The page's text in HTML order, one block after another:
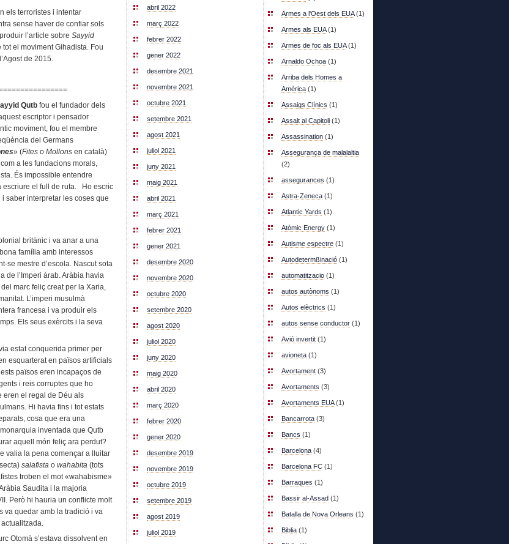
els terroristes i intentar
sense haver de confiar sols
l’article sobre Sayyid
el moviment Gihadista. Fou
de 2015.
Qutb fou el fundador dels
escriptor i pensador
moviment, fou el membre
del Germans
» (Fites o Mollons en català)
a les fundacions morals,
És impossible entendre
escriure el full de ruta. Ho escric
saber interpretar les coses que
britànic i va anar a una
família amb interessos
se mestre d’escola. Nascut sota
de l’Imperi àrab. Aràbia havia
marc feliç creat per la Xaria,
L’imperi musulmà
francesa i va produir els
Els seus exèrcits i la seva
estat conquerida primer per
esquarterat en països artificials
països eren incapaços de
i reis corruptes que ho
eren el regal de Déu als
Hi havia fins i tot estats
cosa que era una
inventada que Qutb
aquell món feliç ara perdut?
valia la pena començar a lluitar
salafista o wahabita (tots
troben el mot «wahabisme»
Saudita i la majoria
Però hi hauria un conflicte molt
va quedar amb la tradició i va
Otomà s’estava dissolvent en
abril 2022
març 2022
febrer 2022
gener 2022
desembre 2021
novembre 2021
octubre 2021
setembre 2021
agost 2021
juliol 2021
juny 2021
maig 2021
abril 2021
març 2021
febrer 2021
gener 2021
desembre 2020
novembre 2020
octubre 2020
setembre 2020
agost 2020
juliol 2020
juny 2020
maig 2020
abril 2020
març 2020
febrer 2020
gener 2020
desembre 2019
novembre 2019
octubre 2019
setembre 2019
agost 2019
juliol 2019
Armes a l'Oest dels EUA(1)
Armes als EUA(1)
Armes de foc als EUA(1)
Arnaldo Ochoa (1)
Arriba dels Homes a
Amèrica (1)
Assaigs Clínics (1)
Assalt al Capitoli (1)
Assassination (1)
Assegurança de malalaltia
(2)
assegurances (1)
Astra-Zeneca (1)
Atlantic Yards (1)
Atòmic Energy (1)
Autisme espectre (1)
Autodetermßinació (1)
automatitzacio (1)
autos autònoms (1)
Autos elèctrics (1)
autos sense conductor (1)
Avió invertit (1)
avioneta (1)
Avortament (3)
Avortaments (3)
Avortaments EUA(1)
Bancarrota (3)
Bancs (1)
Barcelona (4)
Barcelona FC (1)
Barraques (1)
Bassir al-Assad (1)
Batalla de Nova Orleans (1)
Biblia (1)